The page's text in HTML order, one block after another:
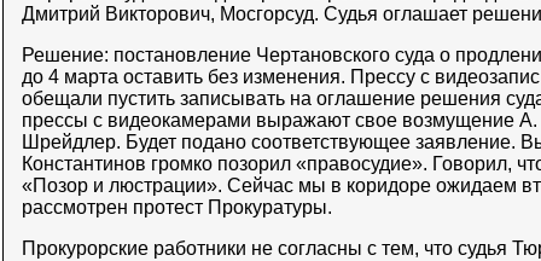
Дмитрий Викторович, Мосгорсуд. Судья оглашает
Решение: постановление Чертановского суда о
до 4 марта оставить без изменения. Прессу с
обещали пустить записывать на оглашение решения
прессы с видеокамерами выражают свое возмущение
Шрейдлер. Будет подано соответствующее заявление.
Константинов громко позорил «правосудие». Говорил,
«Позор и люстрации». Сейчас мы в коридоре ожидаем
рассмотрен протест Прокуратуры.
Прокурорские работники не согласны с тем, что судья